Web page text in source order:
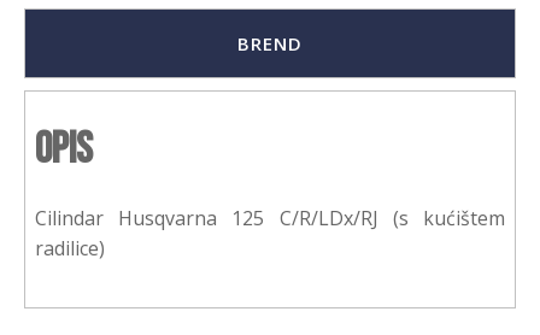
BREND
Opis
Cilindar Husqvarna 125 C/R/LDx/RJ (s kućištem
radilice)